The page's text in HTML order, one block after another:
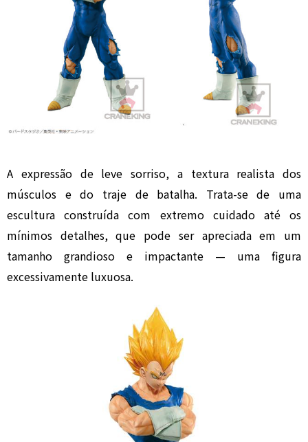
A expressão de leve sorriso, a textura realista dos
músculos e do traje de batalha. Trata-se de uma
escultura construída com extremo cuidado até os
mínimos detalhes, que pode ser apreciada em um
tamanho grandioso e impactante — uma figura
excessivamente luxuosa.